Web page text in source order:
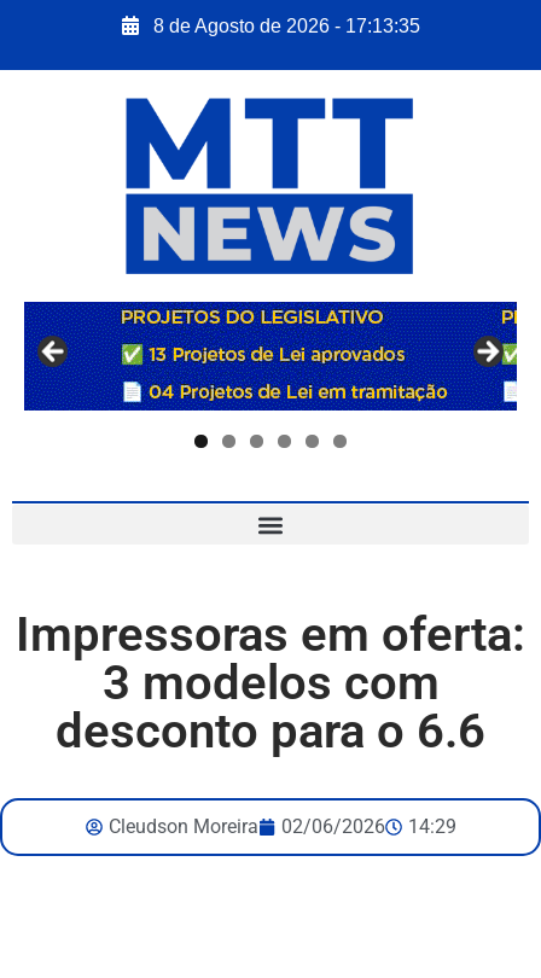
8 de Agosto de 2026 - 17:13:36
Impressoras em oferta:
3 modelos com
desconto para o 6.6
Cleudson Moreira 02/06/2026 14:29